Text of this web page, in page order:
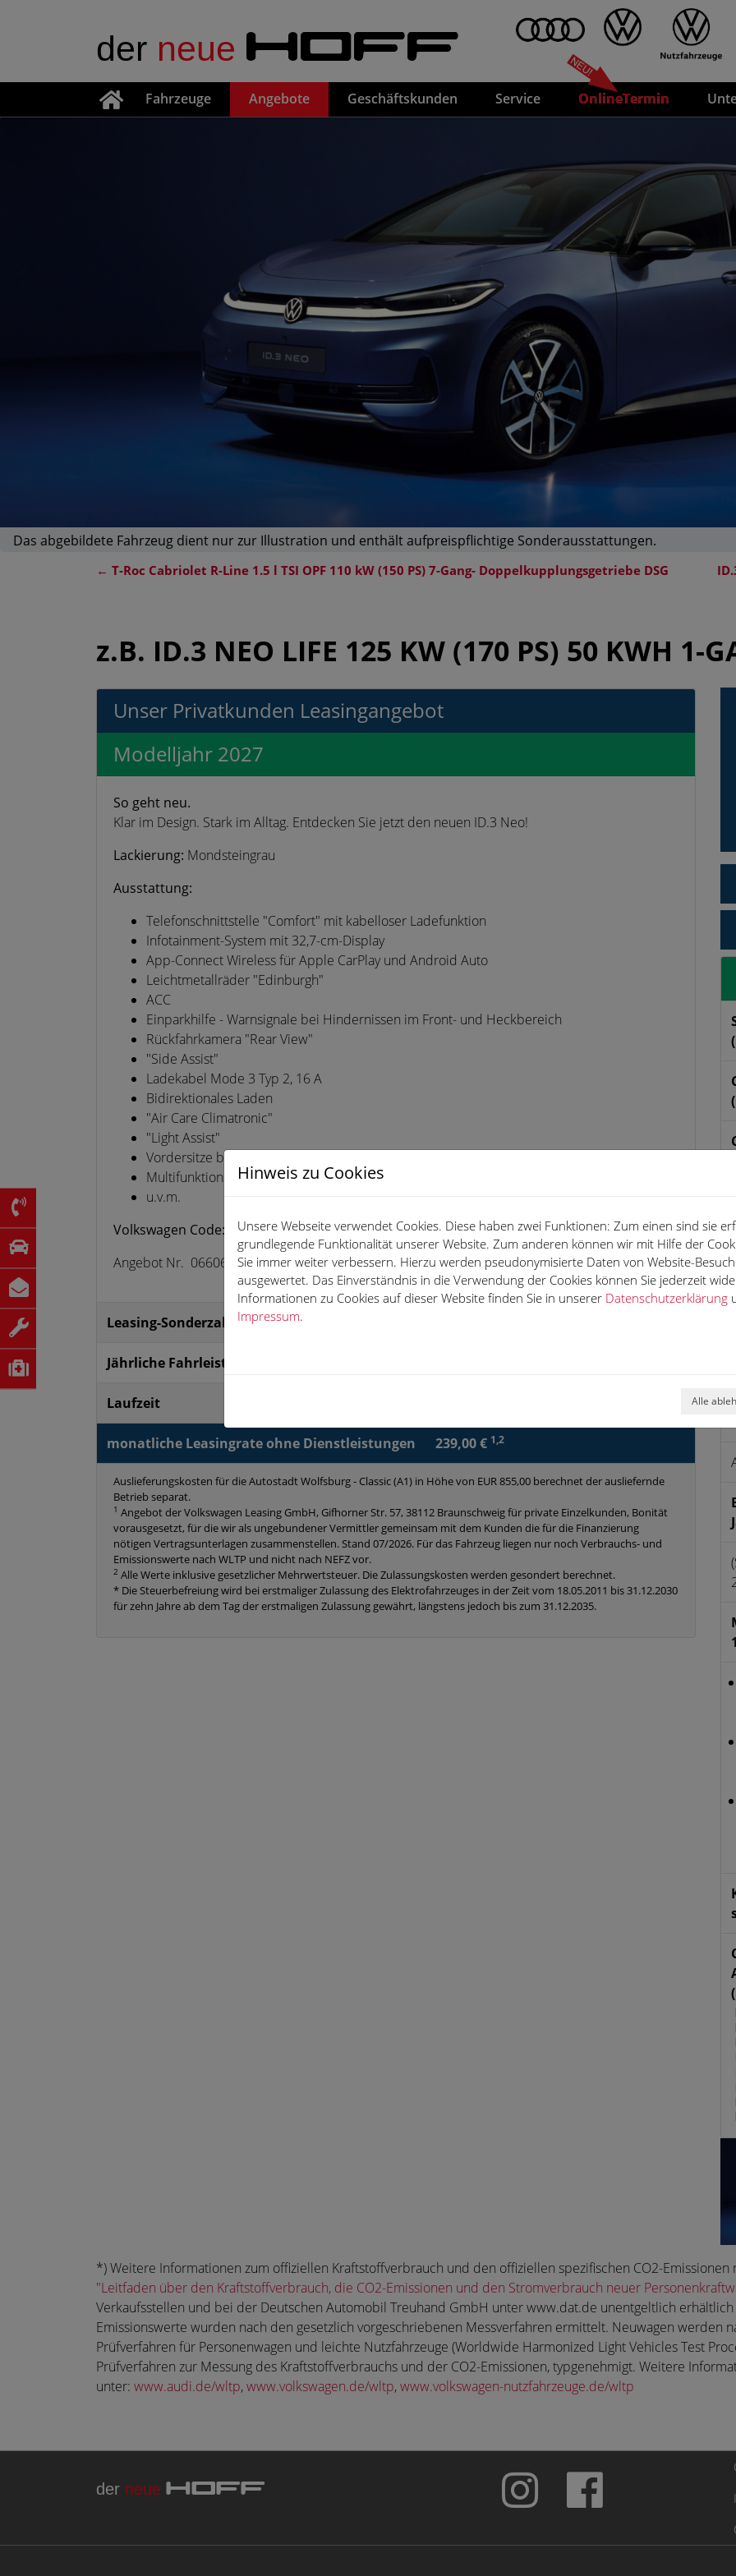
der neue HOFF
Fahrzeuge Angebote Geschäftskunden Service OnlineTermin
Das abgebildete Fahrzeug dient nur zur Illustration und enthält aufpreispflichtige Sonderausstattungen.
← T-Roc Cabriolet R-Line 1.5 l TSI OPF 110 kW (150 PS) 7-Gang- Doppelkupplungsgetriebe DSG
z.B. ID.3 NEO LIFE 125 KW (170 PS) 50 KWH 1-
Unser Privatkunden Leasingangebot
Modelljahr 2027
So geht neu.
Klar im Design. Stark im Alltag. Entdecken Sie jetzt den neuen ID.3 Neo!
Lackierung: Mondsteingrau
Ausstattung:
Telefonschnittstelle "Comfort" mit kabelloser Ladefunktion
Infotainment-System mit 32,7-cm-Display
App-Connect Wireless für Apple CarPlay und Android Auto
Leichtmetallräder "Edinburgh"
ACC
Einparkhilfe - Warnsignale bei Hindernissen im Front- und Heckbereich
Rückfahrkamera "Rear View"
"Side Assist"
Ladekabel Mode 3 Typ 2, 16 A
Bidirektionales Laden
"Air Care Climatronic"
"Light Assist"
Vordersitze beheizbar
Multifunktionslenkrad beheizbar
u.v.m.
Volkswagen Code: V6JNX8Y6
Angebot Nr. 0660624A0D
Leasing-Sonderzahlung
Jährliche Fahrleistung
Laufzeit
monatliche Leasingrate ohne Dienstleistungen 239,00 € 1,2
Auslieferungskosten für die Autostadt Wolfsburg - Classic (A1) in Höhe von EUR 855,00 berechnet der ausliefernde
Betrieb separat.
1 Angebot der Volkswagen Leasing GmbH, Gifhorner Str. 57, 38112 Braunschweig für private Einzelkunden, Bonität
vorausgesetzt, für die wir als ungebundener Vermittler gemeinsam mit dem Kunden die für die Finanzierung
nötigen Vertragsunterlagen zusammenstellen. Stand 07/2026. Für das Fahrzeug liegen nur noch Verbrauchs- und
Emissionswerte nach WLTP und nicht nach NEFZ vor.
2 Alle Werte inklusive gesetzlicher Mehrwertsteuer. Die Zulassungskosten werden gesondert berechnet.
* Die Steuerbefreiung wird bei erstmaliger Zulassung des Elektrofahrzeuges in der Zeit vom 18.05.2011 bis 31.12.2030
für zehn Jahre ab dem Tag der erstmaligen Zulassung gewährt, längstens jedoch bis zum 31.12.2035.
*) Weitere Informationen zum offiziellen Kraftstoffverbrauch und den offiziellen spezifischen CO2-
"Leitfaden über den Kraftstoffverbrauch, die CO2-Emissionen und den Stromverbrauch neuer
Verkaufsstellen und bei der Deutschen Automobil Treuhand GmbH unter www.dat.de unentgeltlich
Emissionswerte wurden nach den gesetzlich vorgeschriebenen Messverfahren ermittelt. Neuwagen werden
Prüfverfahren für Personenwagen und leichte Nutzfahrzeuge (Worldwide Harmonized Light Vehicles Test
Prüfverfahren zur Messung des Kraftstoffverbrauchs und der CO2-Emissionen, typgenehmigt. Weitere
unter: www.audi.de/wltp,www.volkswagen.de/wltp,www.volkswagen-nutzfahrzeuge.de/wltp
der neue HOFF
Hinweis zu Cookies
Unsere Webseite verwendet Cookies. Diese haben zwei Funktionen: Zum einen sind sie
grundlegende Funktionalität unserer Website. Zum anderen können wir mit Hilfe der
Sie immer weiter verbessern. Hierzu werden pseudonymisierte Daten von Website-
ausgewertet. Das Einverständnis in die Verwendung der Cookies können Sie jederzeit
Informationen zu Cookies auf dieser Website finden Sie in unserer Datenschutzerklärung
Impressum.
Alle